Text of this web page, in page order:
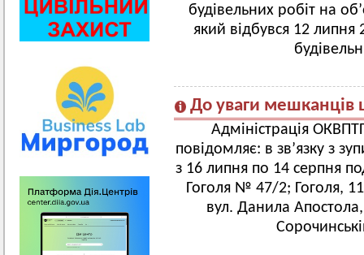
будівельних робіт на
який відбувся 12
До уваги мешканців
Адміністрація
повідомляє: в зв’язку з
з 16 липня по 14 серпня
Гоголя № 47/2; Гоголя,
вул. Данила